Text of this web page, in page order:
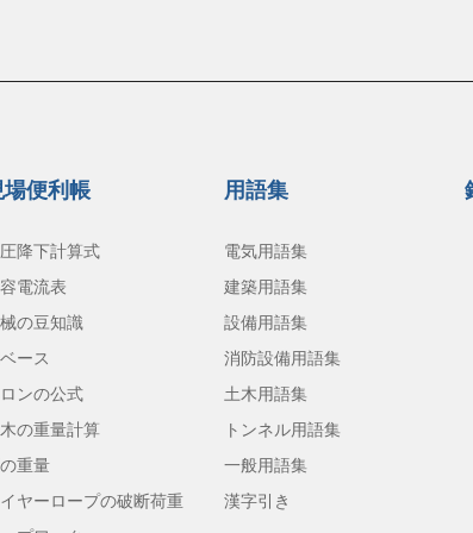
便利帳
降下計算式
電流表
の豆知識
ース
ンの公式
の重量計算
重量
ヤーロープの破断荷重
用語集
電気用語集
建築用語集
設備用語集
消防設備用語集
土木用語集
トンネル用語集
一般用語集
漢字引き